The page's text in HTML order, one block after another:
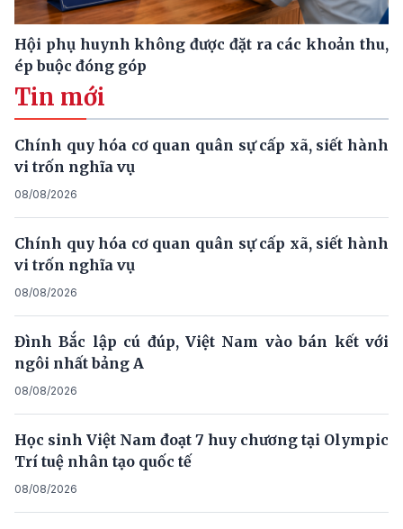
Hội phụ huynh không được đặt ra các khoản thu,
ép buộc đóng góp
Tin mới
Chính quy hóa cơ quan quân sự cấp xã, siết hành
vi trốn nghĩa vụ
08/08/2026
Chính quy hóa cơ quan quân sự cấp xã, siết hành
vi trốn nghĩa vụ
08/08/2026
Đình Bắc lập cú đúp, Việt Nam vào bán kết với
ngôi nhất bảng A
08/08/2026
Học sinh Việt Nam đoạt 7 huy chương tại Olympic
Trí tuệ nhân tạo quốc tế
08/08/2026